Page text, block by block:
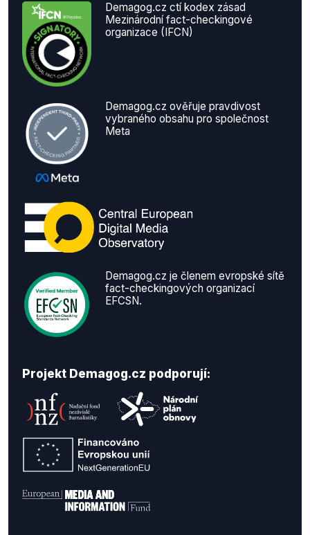
Demagog.cz ctí kodex zásad
Mezinárodní fact-checkingové
organizace (IFCN)
Demagog.cz ověřuje pravdivost
vybraného obsahu pro společnost
Meta
Demagog.cz je členem evropské sítě
fact-checkingových organizací
EFCSN.
Projekt Demagog.cz podporují: